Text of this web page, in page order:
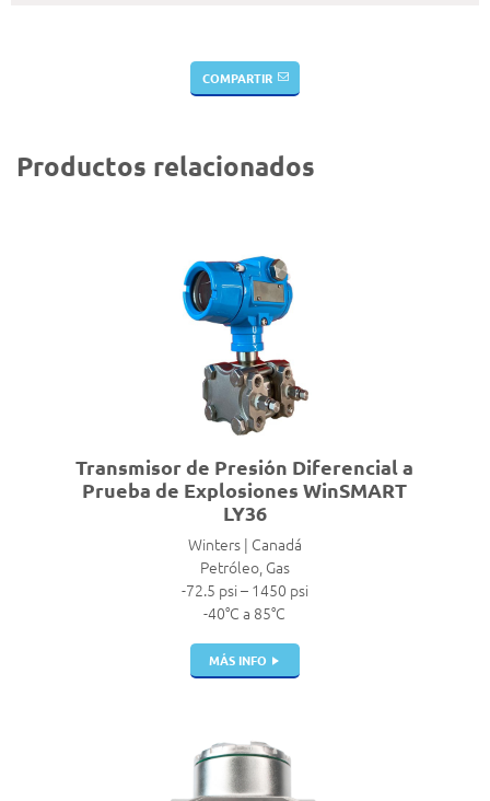
COMPARTIR
Productos relacionados
Transmisor de Presión Diferencial a
Prueba de Explosiones WinSMART
LY36
Winters | Canadá
Petróleo, Gas
-72.5 psi – 1450 psi
-40°C a 85°C
MÁS INFO